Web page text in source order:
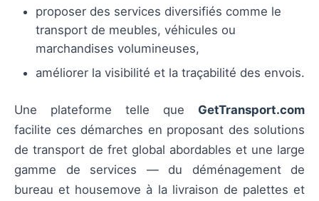
proposer des services diversifiés comme le
transport de meubles, véhicules ou
marchandises volumineuses,
améliorer la visibilité et la traçabilité des envois.
Une plateforme telle que GetTransport.com
facilite ces démarches en proposant des solutions
de transport de fret global abordables et une large
gamme de services — du déménagement de
bureau et housemove à la livraison de palettes et